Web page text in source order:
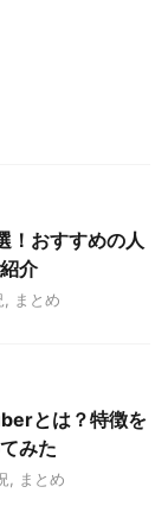
！おすすめの人
介
まとめ
とは？特徴を
みた
まとめ